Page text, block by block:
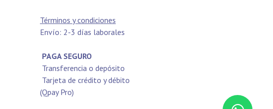
Términos y condiciones
Envío: 2-3 días laborales
PAGA SEGURO
Transferencia o depósito
Tarjeta de crédito y débito
(Qpay Pro)